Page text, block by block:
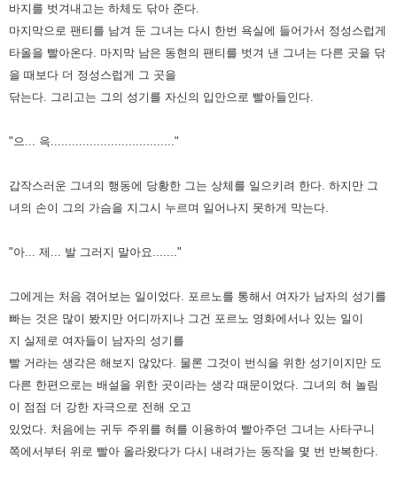
바지를 벗겨내고는 하체도 닦아 준다.
마지막으로 팬티를 남겨 둔 그녀는 다시 한번 욕실에 들어가서 정성스럽게
타올을 빨아온다. 마지막 남은 동현의 팬티를 벗겨 낸 그녀는 다른 곳을 닦
을 때보다 더 정성스럽게 그 곳을
닦는다. 그리고는 그의 성기를 자신의 입안으로 빨아들인다.
"으... 윽..................................."
갑작스러운 그녀의 행동에 당황한 그는 상체를 일으키려 한다. 하지만 그
녀의 손이 그의 가슴을 지그시 누르며 일어나지 못하게 막는다.
"아... 제... 발 그러지 말아요......."
그에게는 처음 겪어보는 일이었다. 포르노를 통해서 여자가 남자의 성기를
빠는 것은 많이 봤지만 어디까지나 그건 포르노 영화에서나 있는 일이
지 실제로 여자들이 남자의 성기를
빨 거라는 생각은 해보지 않았다. 물론 그것이 번식을 위한 성기이지만 도
다른 한편으로는 배설을 위한 곳이라는 생각 때문이었다.
그녀의 혀 놀림
이 점점 더 강한 자극으로 전해 오고
있었다. 처음에는 귀두 주위를 혀를 이용하여 빨아주던 그녀는 사타구니
쪽에서부터 위로 빨아 올라왔다가 다시 내려가는 동작을 몇 번 반복한다.